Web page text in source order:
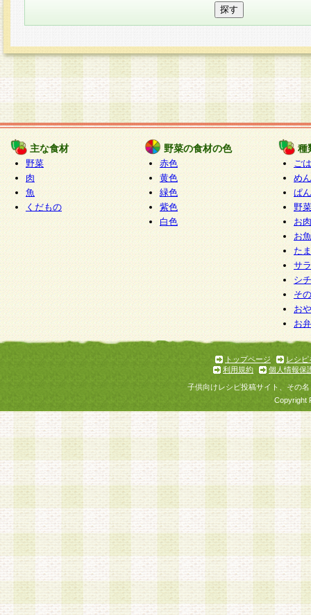
主な食材
野菜
肉
魚
くだもの
野菜の食材の色
赤色
黄色
緑色
紫色
白色
種
ご
めん
ぱん
野
お
お
た
サ
シ
そ
お
お
トップページ
レシピ
利用規約
個人情報保
子供向けレシピ投稿サイト、その
Copyright